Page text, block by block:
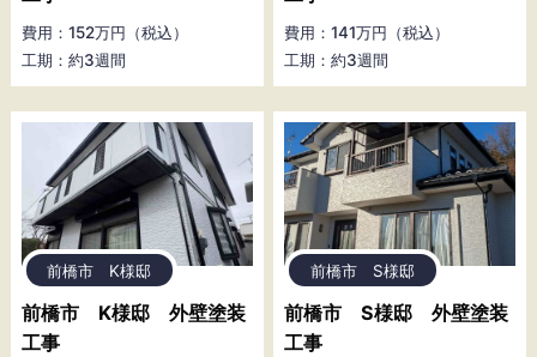
費用：152万円（税込）
工期：約3週間
費用：141万円（税込）
工期：約3週間
前橋市 K様邸
前橋市 K様邸 外壁塗装
工事
前橋市 S様邸
前橋市 S様邸 外壁塗装
工事